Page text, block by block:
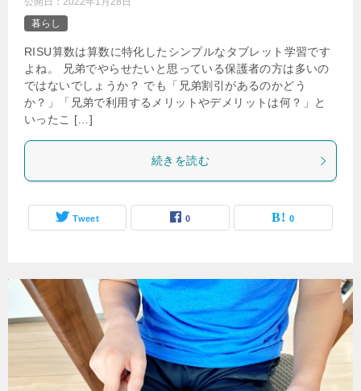
暮らし
RISU算数は算数に特化したシンプルなタブレット学習です
よね。 兄弟でやらせたいと思っている保護者の方は多いの
ではないでしょうか？ でも「兄弟割引があるのかどう
か？」「兄弟で利用するメリットやデメリットは何？」と
いったこ […]
続きを読む
Tweet 0 0